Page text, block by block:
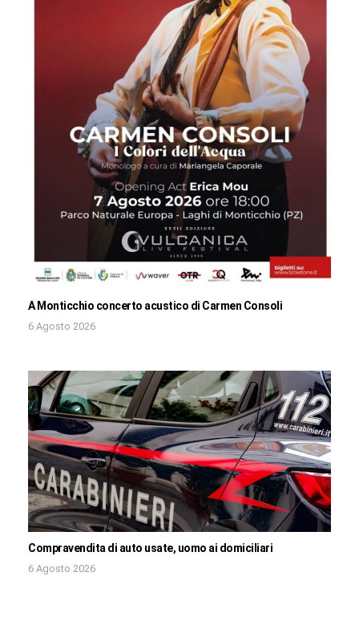
A Monticchio concerto acustico di Carmen Consoli
6 Agosto 2026
Compravendita di auto usate, uomo ai domiciliari
6 Agosto 2026